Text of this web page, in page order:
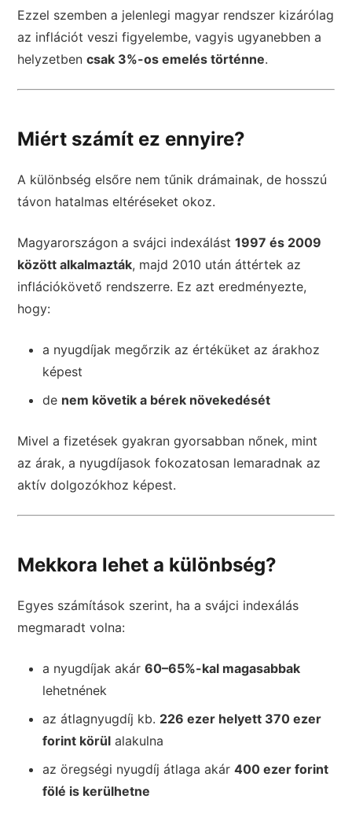
Ezzel szemben a jelenlegi magyar rendszer kizárólag
az inflációt veszi figyelembe, vagyis ugyanebben a
helyzetbencsak 3%-os emelés történne.
Miért számít ez ennyire?
A különbség elsőre nem tűnik drámainak, de hosszú
távon hatalmas eltéréseket okoz.
Magyarországon a svájci indexálást1997 és 2009
között alkalmazták, majd 2010 után áttértek az
inflációkövető rendszerre. Ez azt eredményezte,
hogy:
a nyugdíjak megőrzik az értéküket az árakhoz
képest
de nem követik a bérek növekedését
Mivel a fizetések gyakran gyorsabban nőnek, mint
az árak, a nyugdíjasok fokozatosan lemaradnak az
aktív dolgozókhoz képest.
Mekkora lehet a különbség?
Egyes számítások szerint, ha a svájci indexálás
megmaradt volna:
a nyugdíjak akár60–65%-kal magasabbak
lehetnének
az átlagnyugdíj kb. 226 ezer helyett 370 ezer
forint körül alakulna
az öregségi nyugdíj átlaga akár400 ezer forint
fölé is kerülhetne